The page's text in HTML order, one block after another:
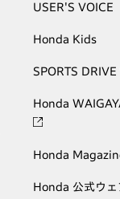
USER'S VOICE
Honda Kids
SPORTS DRIVE
Honda
Honda
Honda 公式ウェ